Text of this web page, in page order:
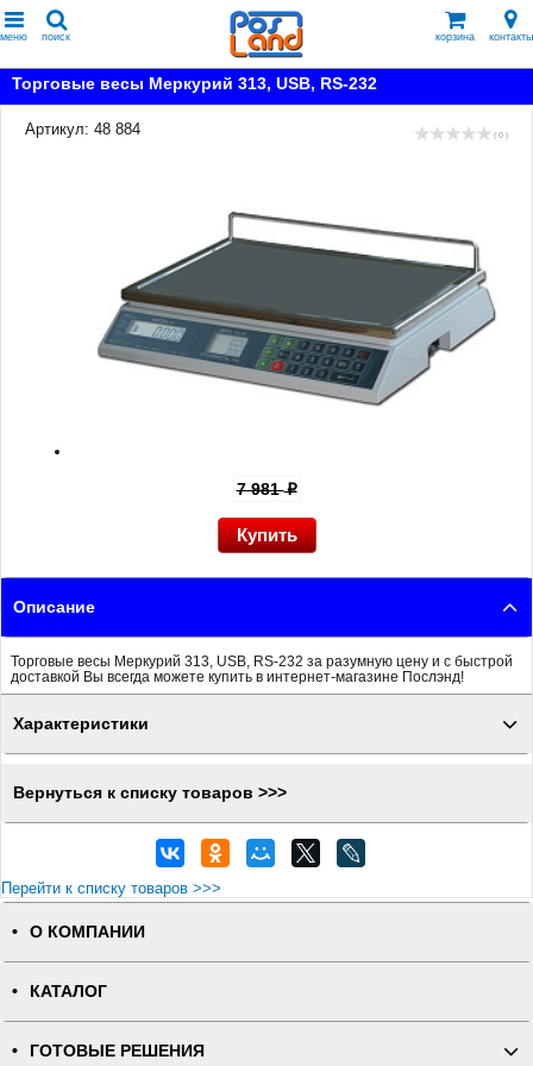
меню поиск корзина контакты
Торговые весы Меркурий 313, USB, RS-232
Артикул: 48 884 ( 0 )
7 981p
Описание
Торговые весы Меркурий 313, USB, RS-232 за разумную цену и с быстрой
доставкой Вы всегда можете купить в интернет-магазине Послэнд!
Характеристики
Вернуться к списку товаров >>>
Перейти к списку товаров >>>
О КОМПАНИИ
КАТАЛОГ
ГОТОВЫЕ РЕШЕНИЯ